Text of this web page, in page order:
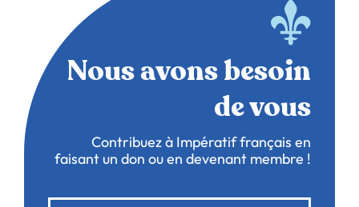
Nous avons besoin
de vous
Contribuez à Impératif français en
faisant un don ou en devenant membre !